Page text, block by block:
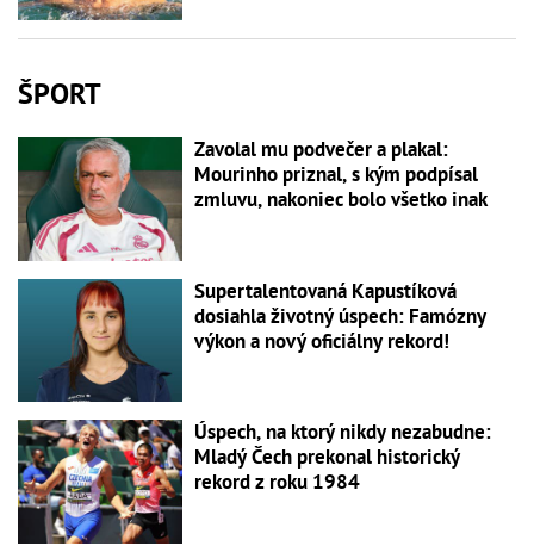
ŠPORT
Zavolal mu podvečer a plakal:
Mourinho priznal, s kým podpísal
zmluvu, nakoniec bolo všetko inak
Supertalentovaná Kapustíková
dosiahla životný úspech: Famózny
výkon a nový oficiálny rekord!
Úspech, na ktorý nikdy nezabudne:
Mladý Čech prekonal historický
rekord z roku 1984